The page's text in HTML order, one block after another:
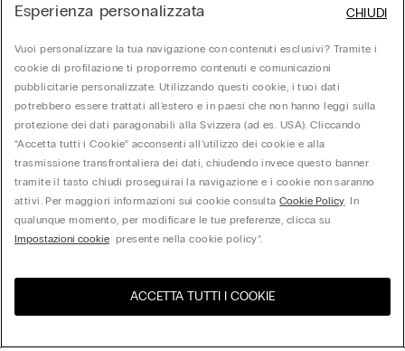
Visita l'e-store del tuo paese United States
Esperienza personalizzata
Vuoi personalizzare la tua navigazione con contenuti esclusivi? Tramite i
cookie di profilazione ti proporremo contenuti e comunicazioni
pubblicitarie personalizzate. Utilizzando questi cookie, i tuoi dati
potrebbero essere trattati all'estero e in paesi che non hanno leggi sulla
protezione dei dati paragonabili alla Svizzera (ad es. USA). Cliccando
“Accetta tutti i Cookie” acconsenti all’utilizzo dei cookie e alla
trasmissione transfrontaliera dei dati, chiudendo invece questo banner
tramite il tasto chiudi proseguirai la navigazione e i cookie non saranno
attivi. Per maggiori informazioni sui cookie consultaCookie Policy. In
qualunque momento, per modificare le tue preferenze, clicca su
Impostazioni cookie presente nella cookie policy”.
ACCETTA TUTTI I COOKIE
CHIUDI